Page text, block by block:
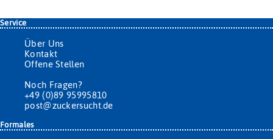
Service
Über Uns
Kontakt
Offene Stellen
Noch Fragen?
+49 (0)89 95995810
post@zuckersucht.de
Formales